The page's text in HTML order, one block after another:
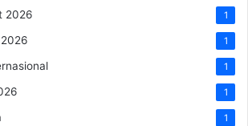
2026 1
1
1
1
1